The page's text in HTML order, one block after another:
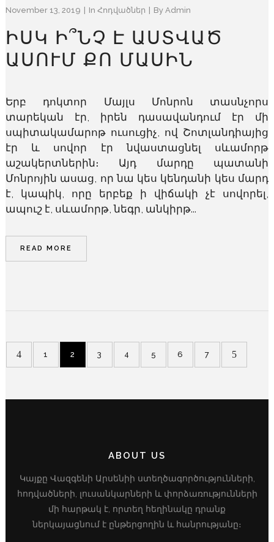
November 13, 2019 In Հոդվածներ By Admin
ԻՍԿ Ի՞ՆՉ Է ԱՍՏՎԱԾ
ԱՍՈՒՄ ՔՈ ՄԱՍԻՆ
Երբ դոկտոր Մայլս Մոնրոն տասնչորս
տարեկան էր, իրեն դասավանդում էր մի
սպիտակամարոթ ուսուցիչ, ով Շոտլանդիայից
էր և սովոր էր նվաստացնել սևամորթ
աշակերտներին։ Այդ մարդը պատանի
Մոնրոյին ասաց, որ նա կես կենդանի կես մարդ
է, կապիկ, որը երբեք ի վիճակի չէ սովորել,
ապուշ է, սևամորթ, նեգր, անկիրթ...
READ MORE
1 2 3 4 5 6 7
ABOUT US
Կայքը Վազգենի Արսենիի ստեղծագործությունների,
հոդվածների, լուսանկարների և փորձառությունների
մի հարթակ է, որտեղ հեղինակը դրանք
ներկայացնում է ընթերցողին և հանրությանը։